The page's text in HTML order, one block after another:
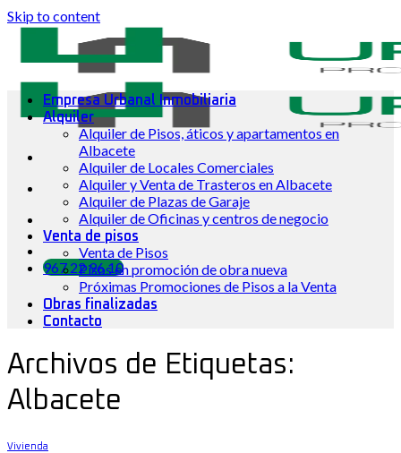
Skip to content
967 22 96 10
Empresa Urbanal Inmobiliaria
Alquiler
Alquiler de Pisos, áticos y apartamentos en
Albacete
Alquiler de Locales Comerciales
Alquiler y Venta de Trasteros en Albacete
Alquiler de Plazas de Garaje
Alquiler de Oficinas y centros de negocio
Venta de pisos
Venta de Pisos
Pisos en promoción de obra nueva
Próximas Promociones de Pisos a la Venta
Obras finalizadas
Contacto
Archivos de Etiquetas:
Albacete
Vivienda